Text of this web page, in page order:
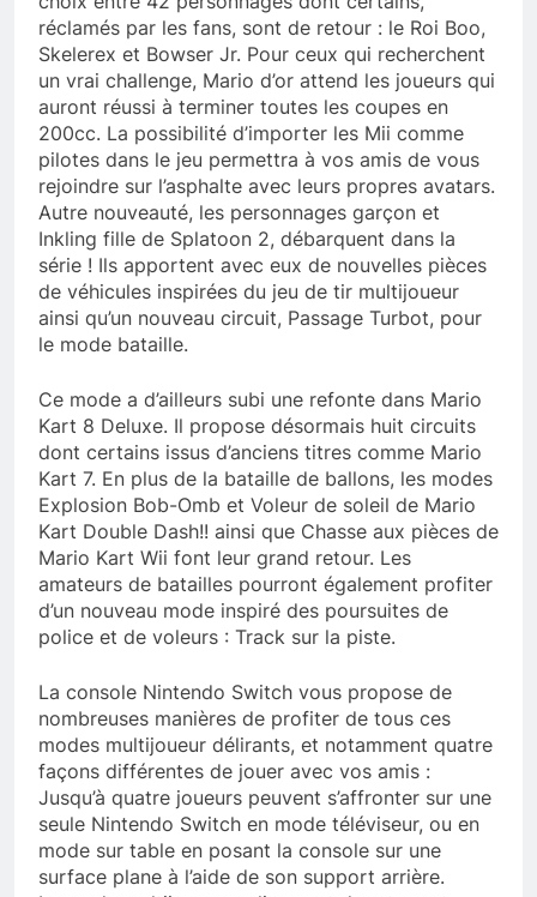
réclamés par les fans, sont de retour : le Roi Boo,
Skelerex et Bowser Jr. Pour ceux qui recherchent
un vrai challenge, Mario d’or attend les joueurs qui
auront réussi à terminer toutes les coupes en
200cc. La possibilité d’importer les Mii comme
pilotes dans le jeu permettra à vos amis de vous
rejoindre sur l’asphalte avec leurs propres avatars.
Autre nouveauté, les personnages garçon et
Inkling fille de Splatoon 2, débarquent dans la
série ! Ils apportent avec eux de nouvelles pièces
de véhicules inspirées du jeu de tir multijoueur
ainsi qu’un nouveau circuit, Passage Turbot, pour
le mode bataille.
Ce mode a d’ailleurs subi une refonte dans Mario
Kart 8 Deluxe. Il propose désormais huit circuits
dont certains issus d’anciens titres comme Mario
Kart 7. En plus de la bataille de ballons, les modes
Explosion Bob-Omb et Voleur de soleil de Mario
Kart Double Dash!! ainsi que Chasse aux pièces de
Mario Kart Wii font leur grand retour. Les
amateurs de batailles pourront également profiter
d’un nouveau mode inspiré des poursuites de
police et de voleurs : Track sur la piste.
La console Nintendo Switch vous propose de
nombreuses manières de profiter de tous ces
modes multijoueur délirants, et notamment quatre
façons différentes de jouer avec vos amis :
Jusqu’à quatre joueurs peuvent s’affronter sur une
seule Nintendo Switch en mode téléviseur, ou en
mode sur table en posant la console sur une
surface plane à l’aide de son support arrière.